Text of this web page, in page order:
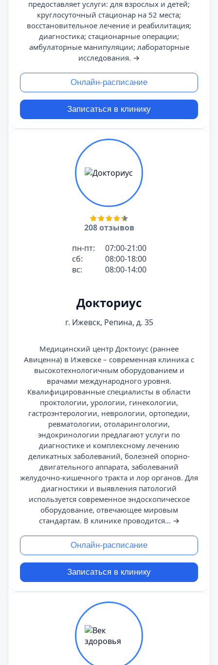
предоставляет услуги: для взрослых и детей;
круглосуточный стационар на 52 места;
восстановительное лечение и реабилитация;
диагностика; стационарные операции;
амбулаторные манипуляции; лабораторные
исследования. →
Онлайн-расписание
Записаться в клинику
208 отзывов
пн-пт:
07:00-21:00
сб:
08:00-18:00
вс:
08:00-14:00
Докториус
г. Ижевск, Репина, д. 35
Медицинский центр Доктоиус (раннее
Авиценна) в Ижевске – современная клиника с
высокотехнологичным оборудованием и
врачами международного уровня.
Квалифицированные специалисты в области
проктологии, урологии, гинекологии,
гастроэнтерологии, неврологии, ортопедии,
ревматологии, отоларингологии,
эндокринологии предлагают услуги по
диагностике и комплексному лечению
деликатных заболеваний, болезней опорно-
двигательного аппарата, заболеваний
желудочно-кишечного тракта и лор органов. Для
диагностики и выявления патологий
используется современное эндоскопическое
оборудование, отвечающее мировым
стандартам. В клинике проводится... →
Онлайн-расписание
Записаться в клинику